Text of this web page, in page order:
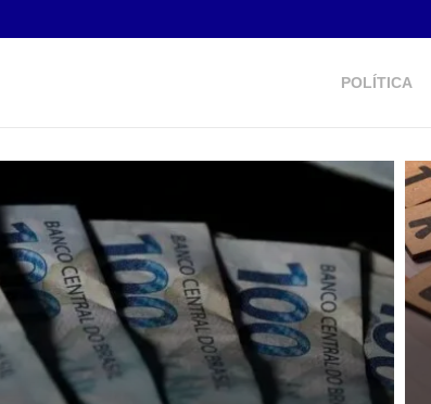
POLÍTICA